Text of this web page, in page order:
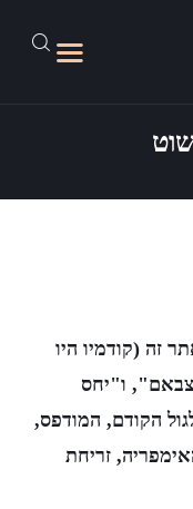
זה (קודמיו היו
ו"יחס
הקודם, המודפס,
זריחת